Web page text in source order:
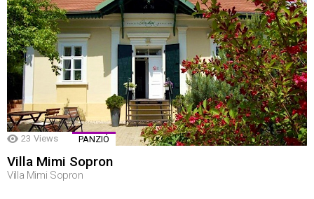
23 Views PANZIÓ
Villa Mimi Sopron
Villa Mimi Sopron